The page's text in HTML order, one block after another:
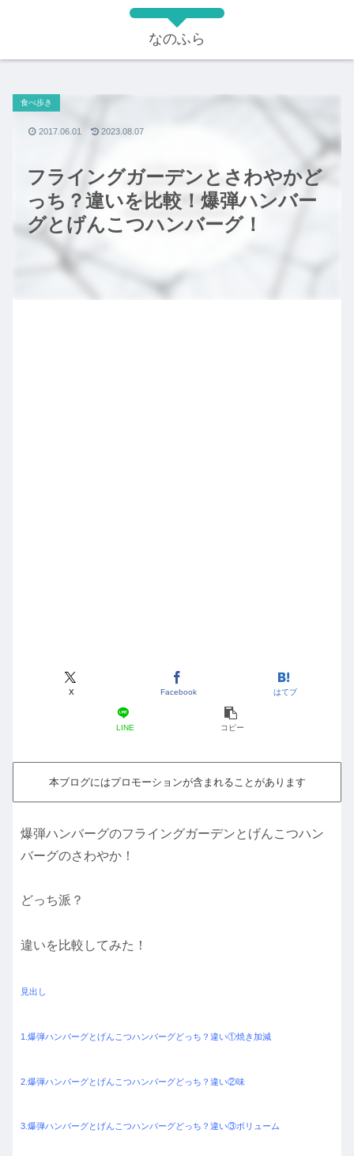
なのふら
フライングガーデンとさわやかど
っち？違いを比較！爆弾ハンバー
グとげんこつハンバーグ！
食べ歩き
X Facebook はてブ
LINE コピー
2017.06.01 2023.08.07
本ブログにはプロモーションが含まれることがあります
爆弾ハンバーグのフライングガーデンとげんこつハン
バーグのさわやか！
どっち派？
違いを比較してみた！
見出し
1.爆弾ハンバーグとげんこつハンバーグどっち？違い①焼き加減
2.爆弾ハンバーグとげんこつハンバーグどっち？違い②味
3.爆弾ハンバーグとげんこつハンバーグどっち？違い③ボリューム